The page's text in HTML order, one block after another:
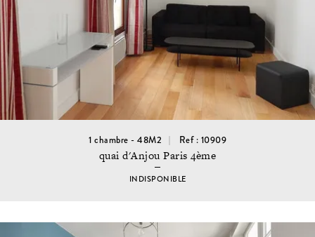
1 chambre - 48M2 Ref : 10909
quai d'Anjou Paris 4ème
INDISPONIBLE